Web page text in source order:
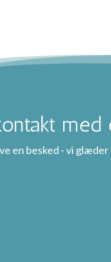
med
en besked - vi